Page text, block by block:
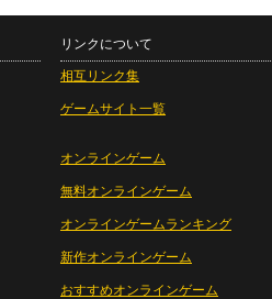
リンクについて
相互リンク集
ゲームサイト一覧
オンラインゲーム
無料オンラインゲーム
オンラインゲームランキング
新作オンラインゲーム
おすすめオンラインゲーム